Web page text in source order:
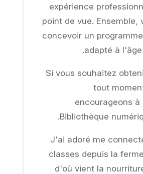
expérience
point de vue. Ensemble,
concevoir un
adapté à
Si vous souhaitez
tout
encourageons
Bibliothèque
“ J'ai adoré me
classes depuis la
d'où vient la